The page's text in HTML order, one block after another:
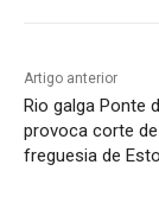
Artigo anterior
Rio galga Ponte
provoca corte
freguesia de